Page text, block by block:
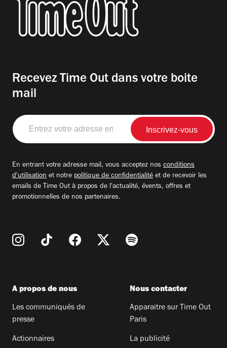
Recevez Time Out dans votre boite
mail
Entrez
votre
adresse
En entrant votre adresse mail, vous acceptez nos conditions
d'utilisation et notre politique de confidentialité et de recevoir les
emails de Time Out à propos de l'actualité, évents, offres et
promotionnelles de nos partenaires.
A propos de nous
Les communiqués de
presse
Actionnaires
Nous contacter
Apparaitre sur Time Out
Paris
La publicité